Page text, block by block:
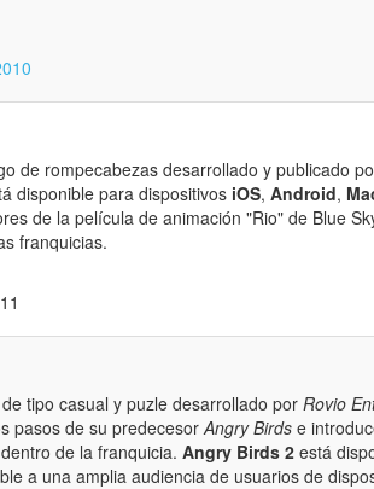
de rompecabezas desarrollado y publicado
disponible para dispositivos iOS, Android,
de la película de animación "Rio" de Blue
franquicias.
tipo casual y puzle desarrollado por Rovio
pasos de su predecesorAngry Birds e
de la franquicia. Angry Birds 2 está
a una amplia audiencia de usuarios de